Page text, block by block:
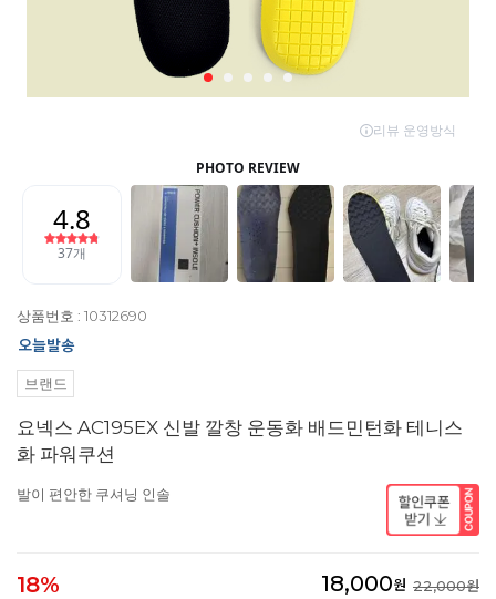
상품번호 : 10312690
브랜드
요넥스 AC195EX 신발 깔창 운동화 배드민턴화 테니스
화 파워쿠션
발이 편안한 쿠셔닝 인솔
18% 18,000원 22,000원